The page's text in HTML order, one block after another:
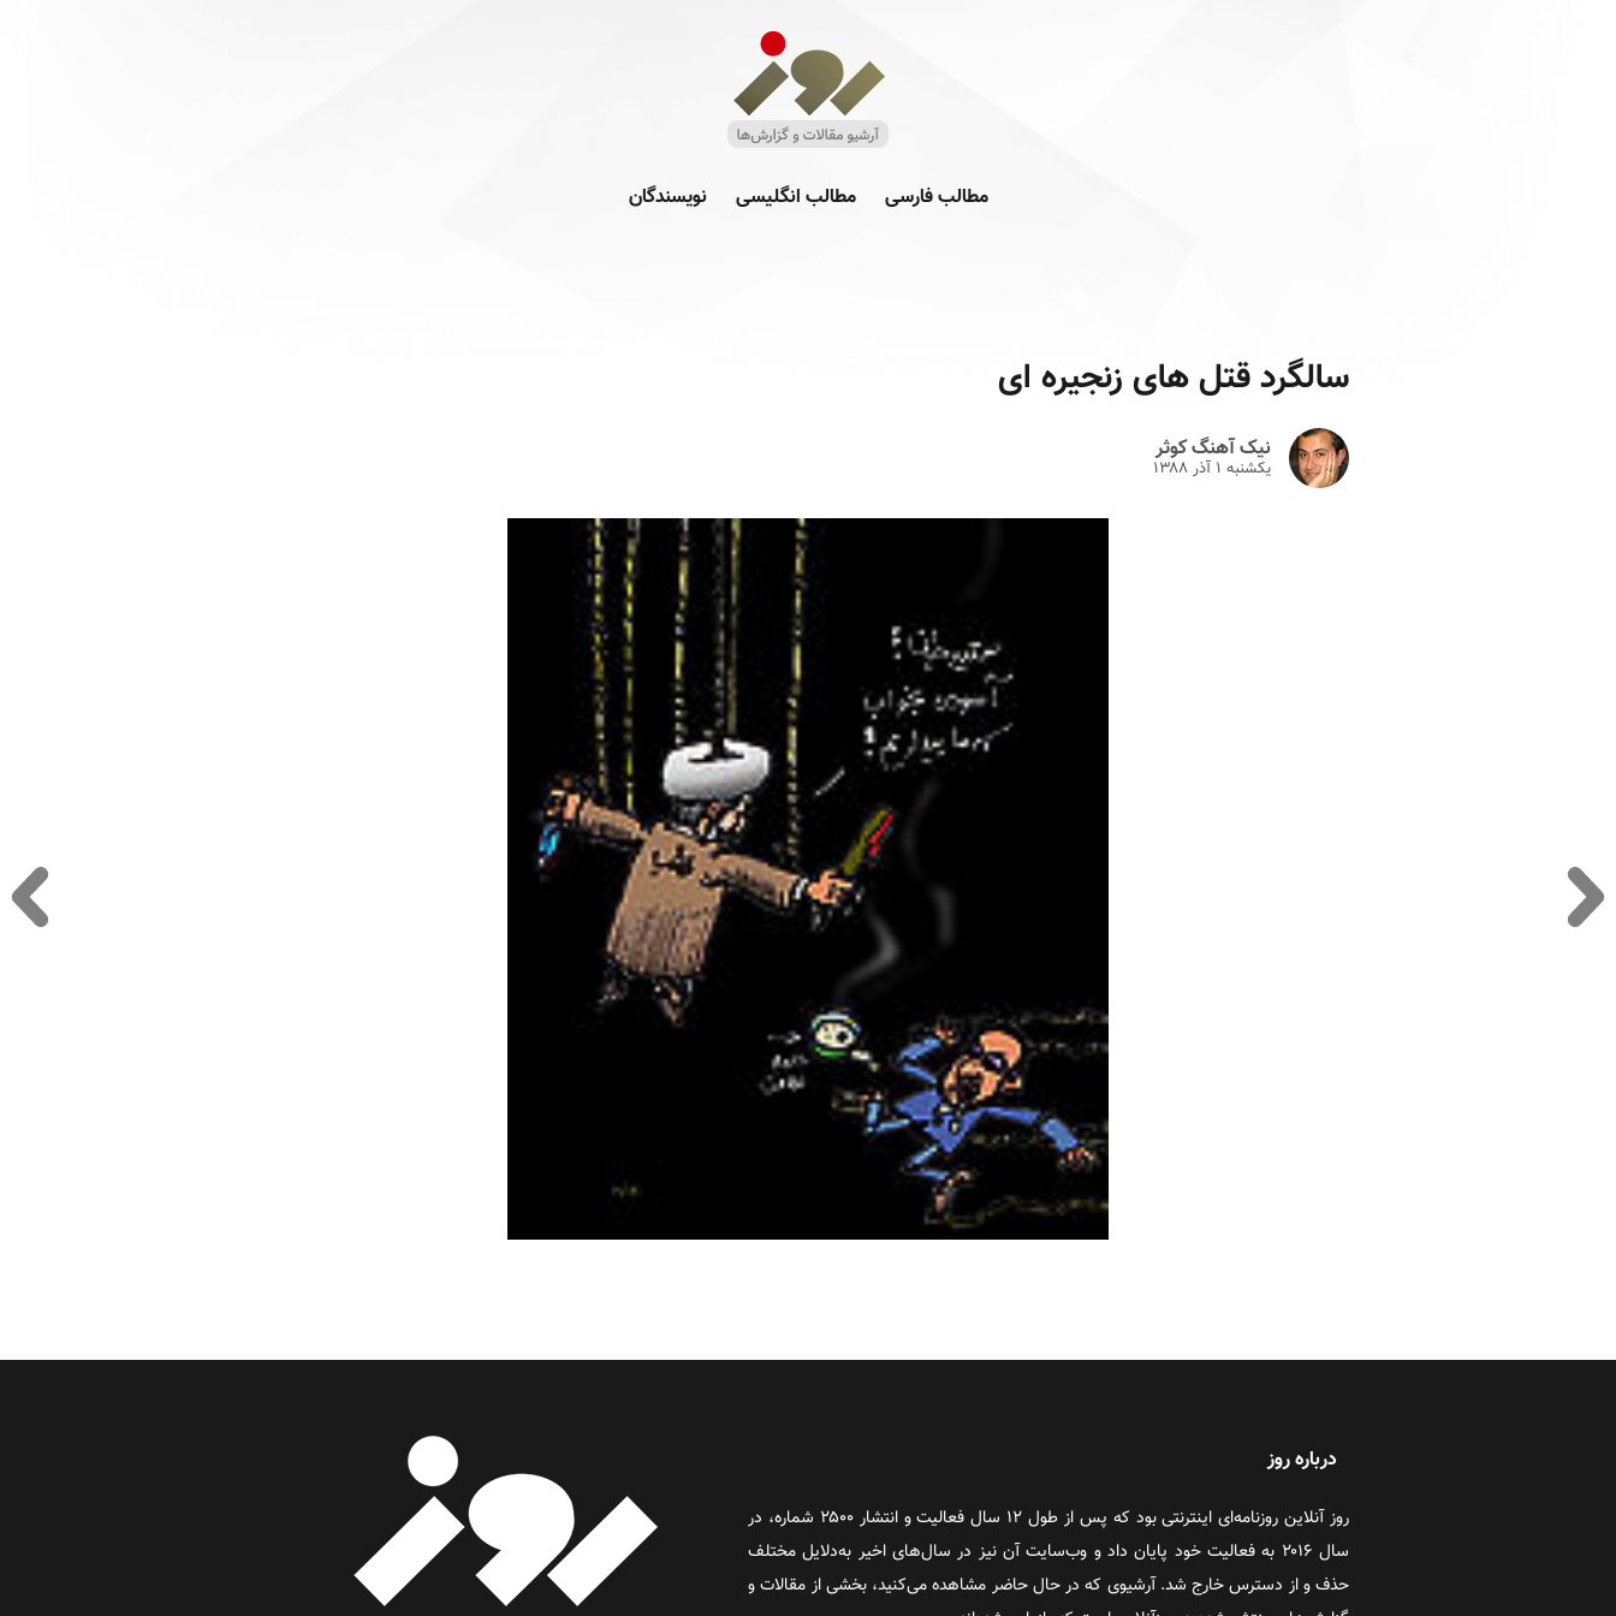
مطالب فارسی مطالب انگلیسی نویسندگان
سالگرد قتل های زنجیره ای
نیک آهنگ کوثر
یکشنبه ۱ آذر ۱۳۸۸
درباره روز
روز آنلاین روزنامه‌ای اینترنتی بود که پس از طول ۱۲ سال فعالیت و انتشار ۲۵۰۰ شماره، در
سال ۲۰۱۶ به فعالیت خود پایان داد و وب‌سایت آن نیز در سال‌های اخیر به‌دلایل مختلف
حذف و از دسترس خارج شد. آرشیوی که در حال حاضر مشاهده می‌کنید، بخشی از مقالات و